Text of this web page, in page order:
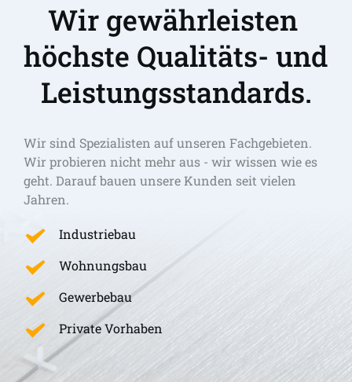
Wir gewährleisten
höchste Qualitäts- und
Leistungsstandards.
Wir sind Spezialisten auf unseren Fachgebieten.
Wir probieren nicht mehr aus - wir wissen wie es
geht. Darauf bauen unsere Kunden seit vielen
Jahren.
Industriebau
Wohnungsbau
Gewerbebau
Private Vorhaben